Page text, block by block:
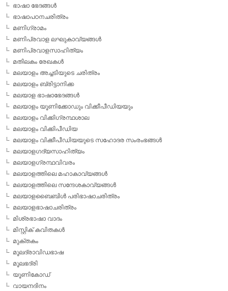
ഭാഷാ ഭേദങ്ങള്‍
ഭാഷാപഠനചരിത്രം
മണിഗ്രാമം
മണിപ്രവാള ലഘുകാവ്യങ്ങള്‍
മണിപ്രവാളസാഹിത്യം
മതിലകം രേഖകള്‍
മലയാളം അച്ചടിയുടെ ചരിത്രം
മലയാളം ബ്രിട്ടാനിക്ക
മലയാള ഭാഷാഭേദങ്ങള്‍
മലയാളം യൂണിക്കോഡും വിക്കീപീഡിയയും
മലയാളം വിക്കിഗ്രന്ഥശാല
മലയാളം വിക്കിപീഡിയ
മലയാളം വിക്കീപീഡിയയുടെ സഹോദര സംരംഭങ്ങള്‍
മലയാളഗദ്യസാഹിത്യം
മലയാളഗ്രന്ഥവിവരം
മലയാളത്തിലെ മഹാകാവ്യങ്ങള്‍
മലയാളത്തിലെ സന്ദേശകാവ്യങ്ങള്‍
മലയാളബൈബിള്‍ പരിഭാഷാചരിത്രം
മലയാളഭാഷാചരിത്രം
മിശ്രഭാഷാ വാദം
മിസ്റ്റിക് കവിതകള്‍
മുക്തകം
മൂലദ്രാവിഡഭാഷ
മൂലഭദ്രി
യൂണികോഡ്
വായനദിനം